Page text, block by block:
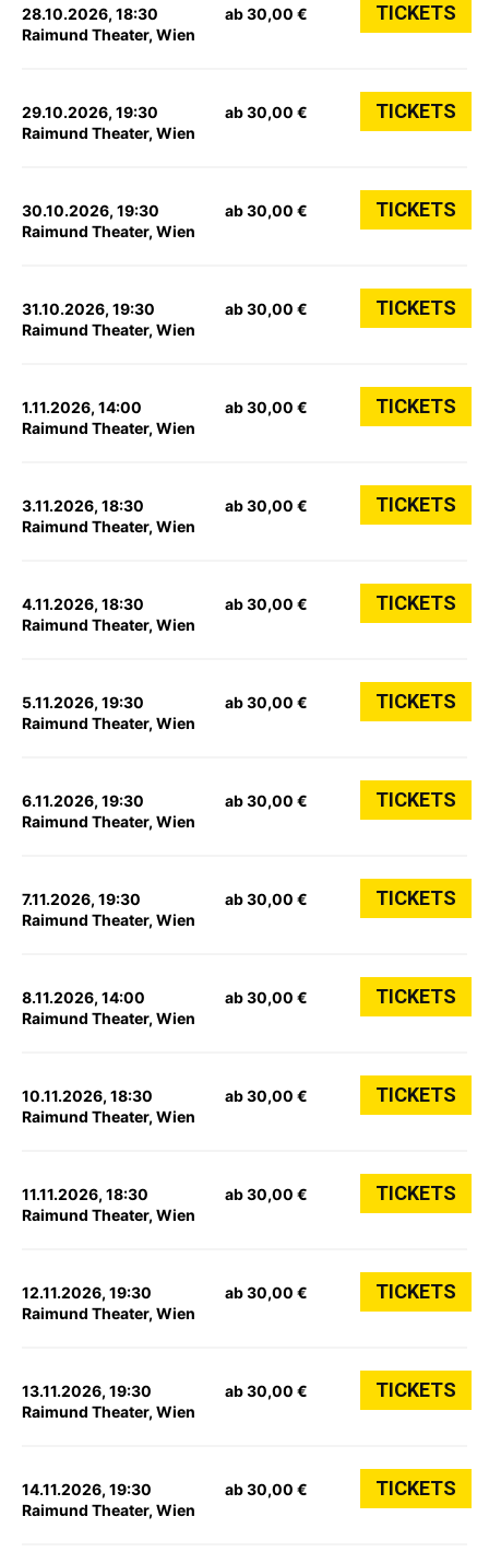
28.10.2026, 18:30
Raimund Theater, Wien
ab 30,00 € TICKETS
29.10.2026, 19:30
Raimund Theater, Wien
ab 30,00 € TICKETS
30.10.2026, 19:30
Raimund Theater, Wien
ab 30,00 € TICKETS
31.10.2026, 19:30
Raimund Theater, Wien
ab 30,00 € TICKETS
1.11.2026, 14:00
Raimund Theater, Wien
ab 30,00 € TICKETS
3.11.2026, 18:30
Raimund Theater, Wien
ab 30,00 € TICKETS
4.11.2026, 18:30
Raimund Theater, Wien
ab 30,00 € TICKETS
5.11.2026, 19:30
Raimund Theater, Wien
ab 30,00 € TICKETS
6.11.2026, 19:30
Raimund Theater, Wien
ab 30,00 € TICKETS
7.11.2026, 19:30
Raimund Theater, Wien
ab 30,00 € TICKETS
8.11.2026, 14:00
Raimund Theater, Wien
ab 30,00 € TICKETS
10.11.2026, 18:30
Raimund Theater, Wien
ab 30,00 € TICKETS
11.11.2026, 18:30
Raimund Theater, Wien
ab 30,00 € TICKETS
12.11.2026, 19:30
Raimund Theater, Wien
ab 30,00 € TICKETS
13.11.2026, 19:30
Raimund Theater, Wien
ab 30,00 € TICKETS
14.11.2026, 19:30
Raimund Theater, Wien
ab 30,00 € TICKETS